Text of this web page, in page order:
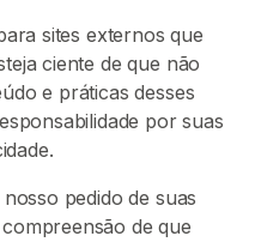
sites externos que
ciente de que não
e práticas desses
por suas
pedido de suas
de que